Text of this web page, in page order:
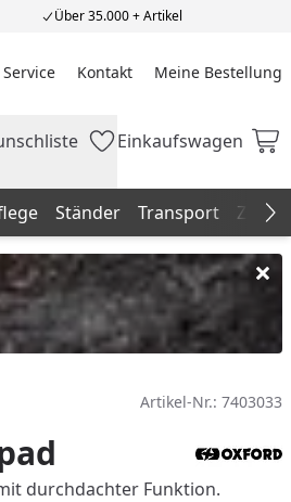
Über 35.000 + Artikel
Service Kontakt Meine Bestellung
Meine Bestellung
Einkaufswagen
Einkaufswagen
Ständer Transport
Artikel-Nr.: 7403033
durchdachter Funktion.